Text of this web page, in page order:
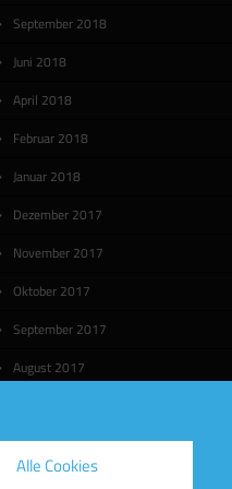
Alle Cookies
September 2018
Juni 2018
April 2018
Februar 2018
Januar 2018
Dezember 2017
November 2017
Oktober 2017
September 2017
August 2017